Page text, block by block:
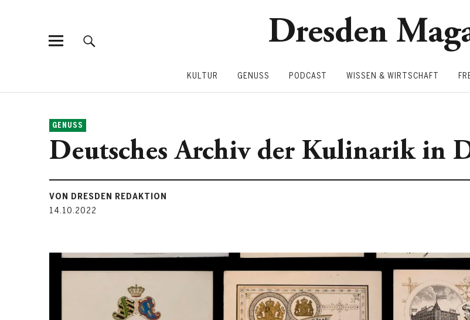
Dresden
KULTUR GENUSS PODCAST WISSEN & WIRTSCHAFT
GENUSS
Deutsches Archiv der Kulinarik in
VON DRESDEN REDAKTION
14.10.2022